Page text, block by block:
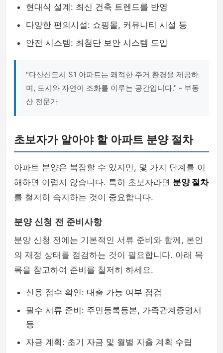
현대식 설계: 최신 건축 트렌드를 반영
다양한 편의시설: 쇼핑몰, 커뮤니티 시설 등
안전 시스템: 최첨단 보안 시스템 도입
"다산신도시 S1 아파트는 쾌적한 주거 환경을 제공하
며, 도시와 자연이 조화를 이루는 공간입니다." - 부동
산 전문가
초보자가 알아야 할 아파트 분양 절차
아파트 분양은 복잡할 수 있지만, 몇 가지 단계를 이
해하면 어렵지 않습니다. 특히 초보자라면 분양 절차
를 철저히 숙지하는 것이 중요합니다.
분양 신청 전 준비사항
분양 신청 전에는 기본적인 서류 준비와 함께, 본인
의 재정 상태를 점검하는 것이 필요합니다. 아래 목
록을 참고하여 준비를 철저히 하세요.
신용 점수 확인: 대출 가능 여부 점검
필수 서류 준비: 주민등록등본, 가족관계증명서
등
자금 계획: 초기 자금 및 월별 지출 계획 수립